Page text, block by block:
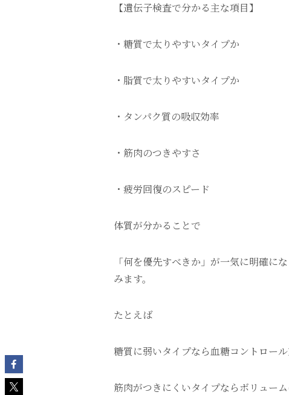
【遺伝子検査で分かる主な項目】
・糖質で太りやすいタイプか
・脂質で太りやすいタイプか
・タンパク質の吸収効率
・筋肉のつきやすさ
・疲労回復のスピード
体質が分かることで
「何を優先すべきか」が一気に明確に
みます。
たとえば
糖質に弱いタイプなら血糖コントロー
筋肉がつきにくいタイプならボリュー